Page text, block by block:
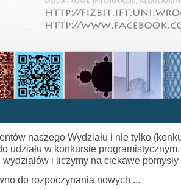
naszego Wydziału i nie tylko
udziału w konkursie
i liczymy na ciekawe pomysły
do rozpoczynania nowych ...